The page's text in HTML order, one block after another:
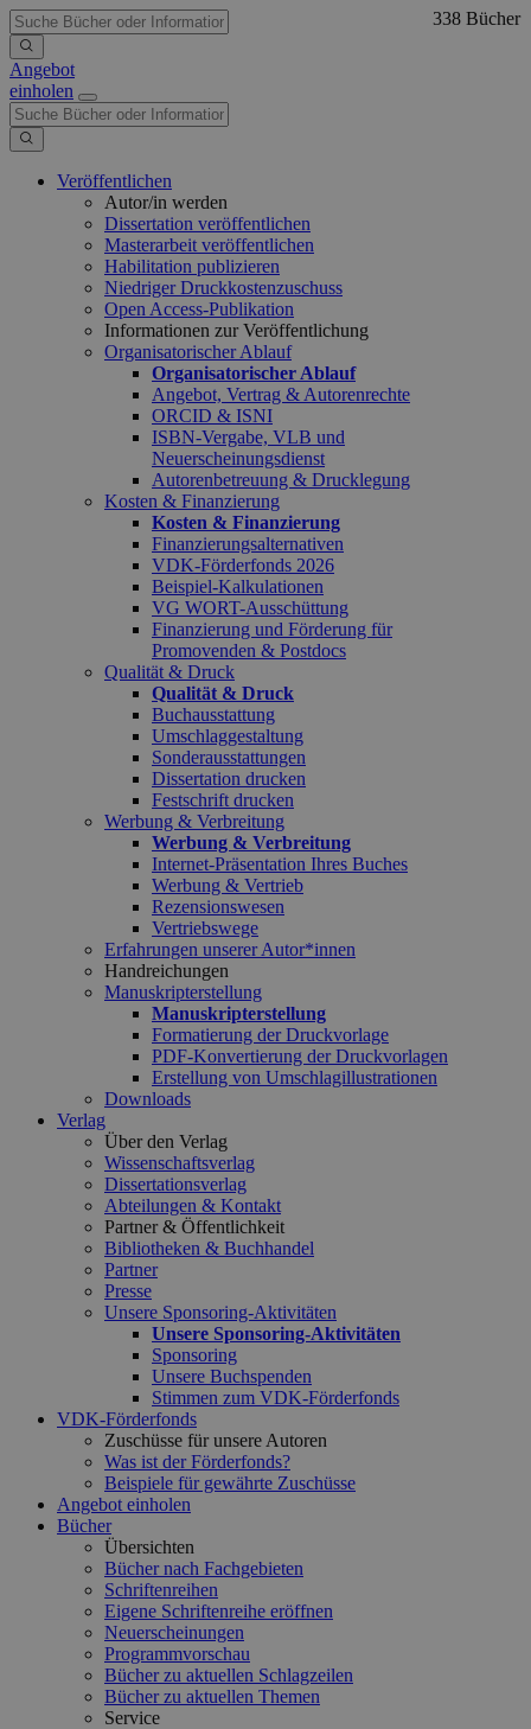
Angebot
einholen
Veröffentlichen
Autor/in werden
Dissertation veröffentlichen
Masterarbeit veröffentlichen
Habilitation publizieren
Niedriger Druckkostenzuschuss
Open Access-Publikation
Informationen zur Veröffentlichung
Organisatorischer Ablauf
Organisatorischer Ablauf
Angebot, Vertrag & Autorenrechte
ORCID & ISNI
ISBN-Vergabe, VLB und
Neuerscheinungsdienst
Autorenbetreuung & Drucklegung
Kosten & Finanzierung
Kosten & Finanzierung
Finanzierungsalternativen
VDK-Förderfonds 2026
Beispiel-Kalkulationen
VG WORT-Ausschüttung
Finanzierung und Förderung für
Promovenden & Postdocs
Qualität & Druck
Qualität & Druck
Buchausstattung
Umschlaggestaltung
Sonderausstattungen
Dissertation drucken
Festschrift drucken
Werbung & Verbreitung
Werbung & Verbreitung
Internet-Präsentation Ihres Buches
Werbung & Vertrieb
Rezensionswesen
Vertriebswege
Erfahrungen unserer Autor*innen
Handreichungen
Manuskripterstellung
Manuskripterstellung
Formatierung der Druckvorlage
PDF-Konvertierung der Druckvorlagen
Erstellung von Umschlagillustrationen
Downloads
Verlag
Über den Verlag
Wissenschaftsverlag
Dissertationsverlag
Abteilungen & Kontakt
Partner & Öffentlichkeit
Bibliotheken & Buchhandel
Partner
Presse
Unsere Sponsoring-Aktivitäten
Unsere Sponsoring-Aktivitäten
Sponsoring
Unsere Buchspenden
Stimmen zum VDK-Förderfonds
VDK-Förderfonds
Zuschüsse für unsere Autoren
Was ist der Förderfonds?
Beispiele für gewährte Zuschüsse
Angebot einholen
Bücher
Übersichten
Bücher nach Fachgebieten
Schriftenreihen
Eigene Schriftenreihe eröffnen
Neuerscheinungen
Programmvorschau
Bücher zu aktuellen Schlagzeilen
Bücher zu aktuellen Themen
Service
338 Bücher